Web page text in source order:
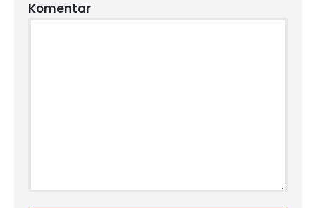
Komentar